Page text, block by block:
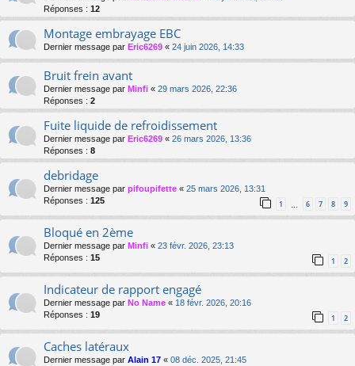
Réponses : 12
Montage embrayage EBC
Dernier message par Eric6269 « 24 juin 2026, 14:33
Bruit frein avant
Dernier message par Minfi « 29 mars 2026, 22:36
Réponses : 2
Fuite liquide de refroidissement
Dernier message par Eric6269 « 26 mars 2026, 13:36
Réponses : 8
debridage
Dernier message par pifoupifette « 25 mars 2026, 13:31
Réponses : 125 1 … 6 7 8 9
Bloqué en 2ème
Dernier message par Minfi « 23 févr. 2026, 23:13
Réponses : 15 1 2
Indicateur de rapport engagé
Dernier message par No Name « 18 févr. 2026, 20:16
Réponses : 19 1 2
Caches latéraux
Dernier message par Alain 17 « 08 déc. 2025, 21:45